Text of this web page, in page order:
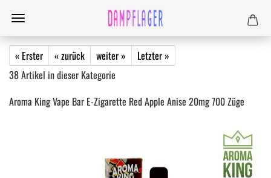
« Erster « zurück weiter »
Letzter »
38Artikel in dieser Kategorie
Aroma King Vape Bar E-Zigarette Red Apple Anise 20mg 700 Züge